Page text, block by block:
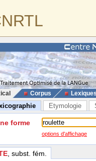
Corpus
Etymologie
forme
options d'affichage
, subst. fém.